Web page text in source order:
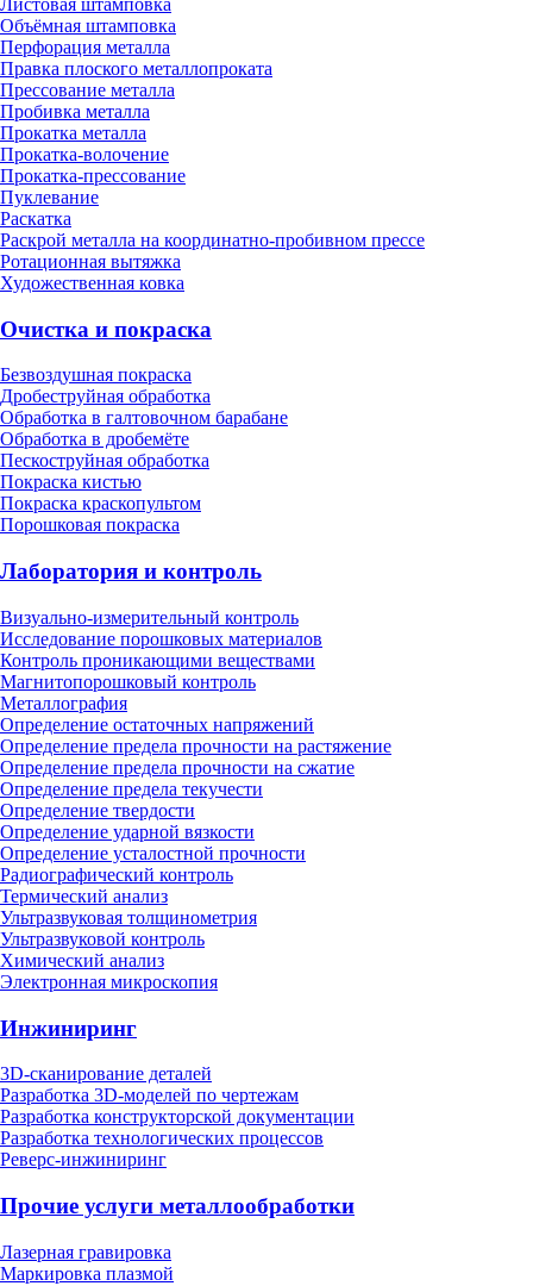
Листовая штамповка
Объёмная штамповка
Перфорация металла
Правка плоского металлопроката
Прессование металла
Пробивка металла
Прокатка металла
Прокатка-волочение
Прокатка-прессование
Пуклевание
Раскатка
Раскрой металла на координатно-пробивном прессе
Ротационная вытяжка
Художественная ковка
Очистка и покраска
Безвоздушная покраска
Дробеструйная обработка
Обработка в галтовочном барабане
Обработка в дробемёте
Пескоструйная обработка
Покраска кистью
Покраска краскопультом
Порошковая покраска
Лаборатория и контроль
Визуально-измерительный контроль
Исследование порошковых материалов
Контроль проникающими веществами
Магнитопорошковый контроль
Металлография
Определение остаточных напряжений
Определение предела прочности на растяжение
Определение предела прочности на сжатие
Определение предела текучести
Определение твердости
Определение ударной вязкости
Определение усталостной прочности
Радиографический контроль
Термический анализ
Ультразвуковая толщинометрия
Ультразвуковой контроль
Химический анализ
Электронная микроскопия
Инжиниринг
3D-сканирование деталей
Разработка 3D-моделей по чертежам
Разработка конструкторской документации
Разработка технологических процессов
Реверс-инжиниринг
Прочие услуги металлообработки
Лазерная гравировка
Маркировка плазмой